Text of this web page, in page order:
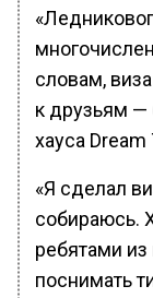
словам,
к друзьям —
хауса Dream
«Я сделал
собираюсь.
ребятами
поснимать